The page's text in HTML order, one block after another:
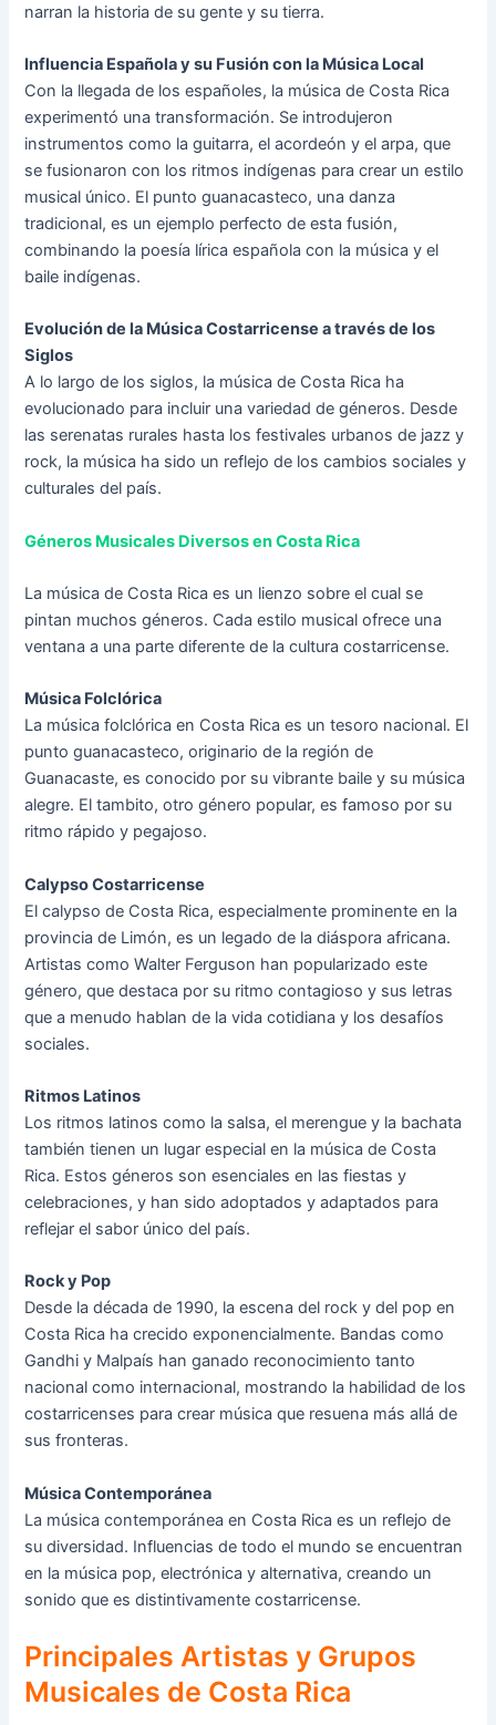
narran la historia de su gente y su tierra.
Influencia Española y su Fusión con la Música Local
Con la llegada de los españoles, la música de Costa Rica
experimentó una transformación. Se introdujeron
instrumentos como la guitarra, el acordeón y el arpa, que
se fusionaron con los ritmos indígenas para crear un estilo
musical único. El punto guanacasteco, una danza
tradicional, es un ejemplo perfecto de esta fusión,
combinando la poesía lírica española con la música y el
baile indígenas.
Evolución de la Música Costarricense a través de los
Siglos
A lo largo de los siglos, la música de Costa Rica ha
evolucionado para incluir una variedad de géneros. Desde
las serenatas rurales hasta los festivales urbanos de jazz y
rock, la música ha sido un reflejo de los cambios sociales y
culturales del país.
Géneros Musicales Diversos en Costa Rica
La música de Costa Rica es un lienzo sobre el cual se
pintan muchos géneros. Cada estilo musical ofrece una
ventana a una parte diferente de la cultura costarricense.
Música Folclórica
La música folclórica en Costa Rica es un tesoro nacional. El
punto guanacasteco, originario de la región de
Guanacaste, es conocido por su vibrante baile y su música
alegre. El tambito, otro género popular, es famoso por su
ritmo rápido y pegajoso.
Calypso Costarricense
El calypso de Costa Rica, especialmente prominente en la
provincia de Limón, es un legado de la diáspora africana.
Artistas como Walter Ferguson han popularizado este
género, que destaca por su ritmo contagioso y sus letras
que a menudo hablan de la vida cotidiana y los desafíos
sociales.
Ritmos Latinos
Los ritmos latinos como la salsa, el merengue y la bachata
también tienen un lugar especial en la música de Costa
Rica. Estos géneros son esenciales en las fiestas y
celebraciones, y han sido adoptados y adaptados para
reflejar el sabor único del país.
Rock y Pop
Desde la década de 1990, la escena del rock y del pop en
Costa Rica ha crecido exponencialmente. Bandas como
Gandhi y Malpaís han ganado reconocimiento tanto
nacional como internacional, mostrando la habilidad de los
costarricenses para crear música que resuena más allá de
sus fronteras.
Música Contemporánea
La música contemporánea en Costa Rica es un reflejo de
su diversidad. Influencias de todo el mundo se encuentran
en la música pop, electrónica y alternativa, creando un
sonido que es distintivamente costarricense.
Principales Artistas y Grupos
Musicales de Costa Rica